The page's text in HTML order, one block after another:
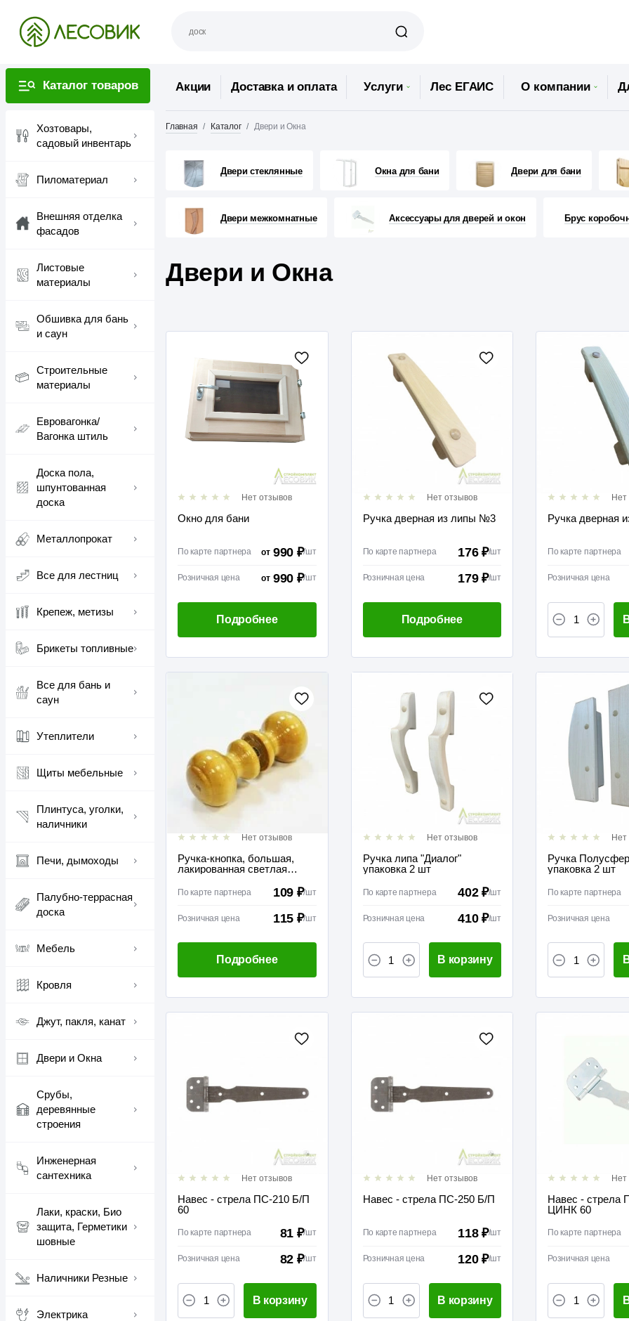
Каталог товаров
Хозтовары,
садовый инвентарь
Пиломатериал
Внешняя отделка
фасадов
Листовые
материалы
Обшивка для бань
и саун
Строительные
материалы
Евровагонка/
Вагонка штиль
Доска пола,
шпунтованная
доска
Металлопрокат
Все для лестниц
Крепеж, метизы
Брикеты топливные
Все для бань и
саун
Утеплители
Щиты мебельные
Плинтуса, уголки,
наличники
Печи, дымоходы
Палубно-террасная
доска
Мебель
Кровля
Джут, пакля, канат
Двери и Окна
Срубы,
деревянные
строения
Инженерная
сантехника
Лаки, краски, Био
защита, Герметики
шовные
Наличники Резные
Электрика
Акции Доставка и оплата Услуги Лес ЕГАИС О компании
Главная Каталог Двери и Окна
Двери стеклянные Окна для бани Двери для бани
Двери межкомнатные Аксессуары для дверей и окон Брус
Двери и Окна
Нет отзывов
Окно для бани
По карте партнера от990 ₽/шт
Розничная цена от990 ₽/шт
Подробнее
Нет отзывов
Ручка дверная из липы №3
По карте партнера 176 ₽/шт
Розничная цена 179 ₽/шт
Подробнее
Нет
Ручка дверная
По карте партнера
Розничная цена
Нет отзывов
Ручка-кнопка, большая,
лакированная светлая
По карте партнера 109 ₽/шт
Розничная цена 115 ₽/шт
Подробнее
Нет отзывов
Ручка липа "Диалог"
упаковка 2 шт
По карте партнера 402 ₽/шт
Розничная цена 410 ₽/шт
В корзину
Нет
Ручка
упаковка 2 шт
По карте партнера
Розничная цена
Нет отзывов
Навес - стрела ПС-210 Б/П
60
По карте партнера 81 ₽/шт
Розничная цена 82 ₽/шт
В корзину
Нет отзывов
Навес - стрела ПС-250 Б/П
По карте партнера 118 ₽/шт
Розничная цена 120 ₽/шт
В корзину
Нет
Навес - стрела
ЦИНК 60
По карте партнера
Розничная цена